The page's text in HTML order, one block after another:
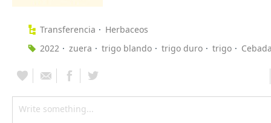
Transferencia
Herbaceos
2022
zuera trigo blando trigo duro trigo